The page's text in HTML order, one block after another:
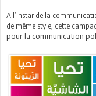
A l’instar de la
de même style, cette
pour la communication